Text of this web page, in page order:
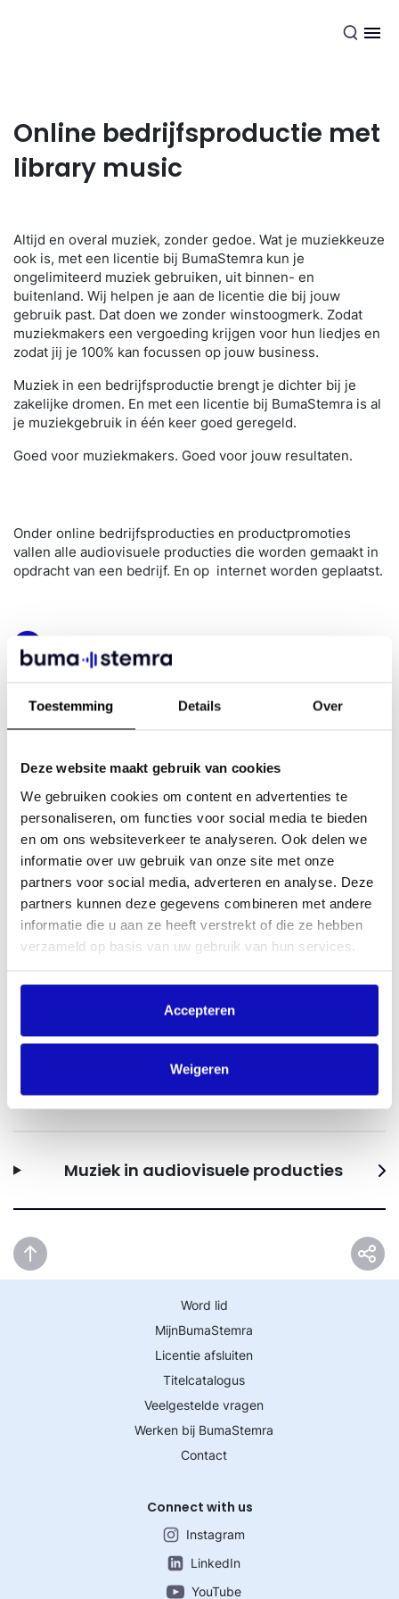
Toestemming Details Over
Deze website maakt gebruik van cookies
We gebruiken cookies om content en advertenties te
personaliseren, om functies voor social media te bieden
en om ons websiteverkeer te analyseren. Ook delen we
informatie over uw gebruik van onze site met onze
partners voor social media, adverteren en analyse. Deze
partners kunnen deze gegevens combineren met andere
informatie die u aan ze heeft verstrekt of die ze hebben
verzameld op basis van uw gebruik van hun services.
Accepteren
Weigeren
Online bedrijfsproductie met
library music
Altijd en overal muziek, zonder gedoe. Wat je muziekkeuze
ook is, met een licentie bij BumaStemra kun je
ongelimiteerd muziek gebruiken, uit binnen- en
buitenland. Wij helpen je aan de licentie die bij jouw
gebruik past. Dat doen we zonder winstoogmerk. Zodat
muziekmakers een vergoeding krijgen voor hun liedjes en
zodat jij je 100% kan focussen op jouw business.
Muziek in een bedrijfsproductie brengt je dichter bij je
zakelijke dromen. En met een licentie bij BumaStemra is al
je muziekgebruik in één keer goed geregeld.
Goed voor muziekmakers. Goed voor jouw resultaten.
Onder online bedrijfsproducties en productpromoties
vallen alle audiovisuele producties die worden gemaakt in
opdracht van een bedrijf. En op internet worden geplaatst.
Vraag een licentie aan via de portal van
BumaStemra
Wat is library- of stockmuziek?
Dit is muziek die speciaal gecomponeerd is voor gebruik in
audiovisuele producties. Doordat deze muziek vaak
instrumentaal is en goed ‘snijdbaar’, kun je het makkelijk
gebruiken in producties. Voor het gebruik van library
muziek hebben we standaardtarieven.
Wat is de eerste vastlegging of synchronisatie?
Als je muziek en (bewegend) beeld samenvoegt, zoals
bijvoorbeeld in een video, heet dit ‘synchronisatie’ of
via BumaStemra.
Download hier aanvullende informatie
Muziek in audiovisuele producties
Word lid
MijnBumaStemra
Licentie afsluiten
Titelcatalogus
Veelgestelde vragen
Werken bij BumaStemra
Contact
Connect with us
Instagram
LinkedIn
YouTube